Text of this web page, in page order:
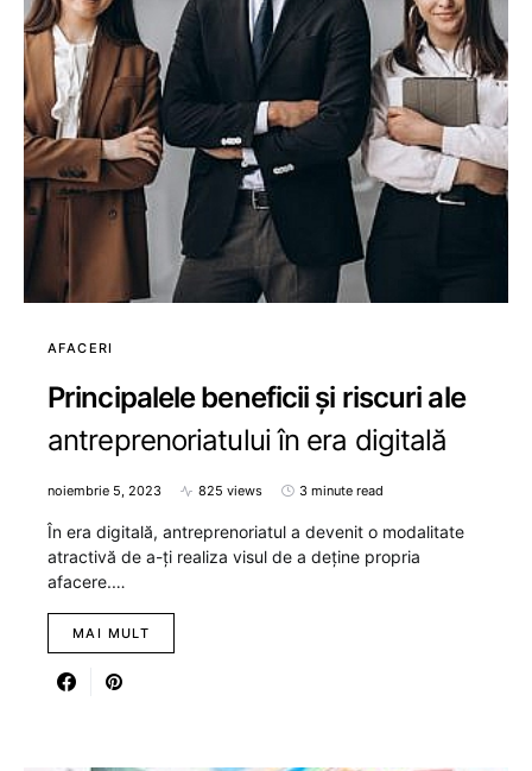
AFACERI
Principalele beneficii și riscuri ale
antreprenoriatului în era digitală
noiembrie 5, 2023 825 views 3 minute read
În era digitală, antreprenoriatul a devenit o modalitate
atractivă de a-ți realiza visul de a deține propria
afacere.…
MAI MULT